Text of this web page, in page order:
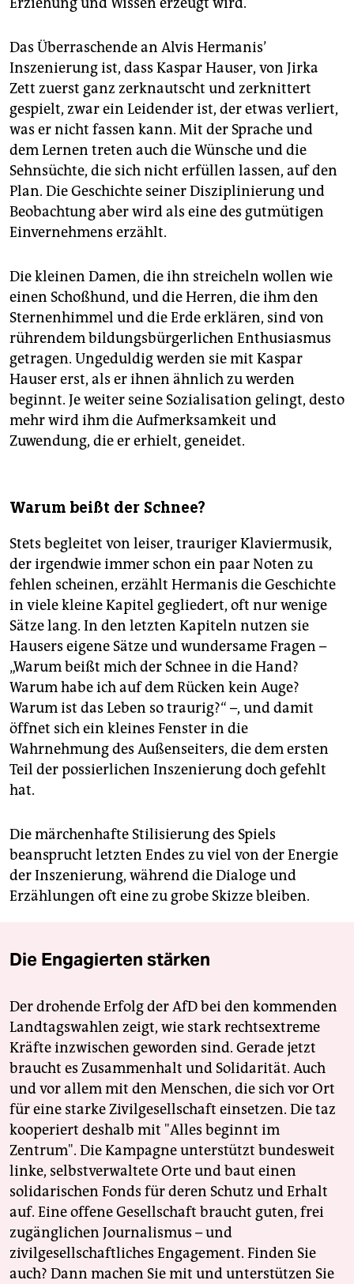
Das Überraschende an Alvis Hermanis’
Inszenierung ist, dass Kaspar Hauser, von Jirka
Zett zuerst ganz zerknautscht und zerknittert
gespielt, zwar ein Leidender ist, der etwas verliert,
was er nicht fassen kann. Mit der Sprache und
dem Lernen treten auch die Wünsche und die
Sehnsüchte, die sich nicht erfüllen lassen, auf den
Plan. Die Geschichte seiner Disziplinierung und
Beobachtung aber wird als eine des gutmütigen
Einvernehmens erzählt.
Die kleinen Damen, die ihn streicheln wollen wie
einen Schoßhund, und die Herren, die ihm den
Sternenhimmel und die Erde erklären, sind von
rührendem bildungsbürgerlichen Enthusiasmus
getragen. Ungeduldig werden sie mit Kaspar
Hauser erst, als er ihnen ähnlich zu werden
beginnt. Je weiter seine Sozialisation gelingt, desto
mehr wird ihm die Aufmerksamkeit und
Zuwendung, die er erhielt, geneidet.
Warum beißt der Schnee?
Stets begleitet von leiser, trauriger Klaviermusik,
der irgendwie immer schon ein paar Noten zu
fehlen scheinen, erzählt Hermanis die Geschichte
in viele kleine Kapitel gegliedert, oft nur wenige
Sätze lang. In den letzten Kapiteln nutzen sie
Hausers eigene Sätze und wundersame Fragen –
„Warum beißt mich der Schnee in die Hand?
Warum habe ich auf dem Rücken kein Auge?
Warum ist das Leben so traurig?“ –, und damit
öffnet sich ein kleines Fenster in die
Wahrnehmung des Außenseiters, die dem ersten
Teil der possierlichen Inszenierung doch gefehlt
hat.
Die märchenhafte Stilisierung des Spiels
beansprucht letzten Endes zu viel von der Energie
der Inszenierung, während die Dialoge und
Erzählungen oft eine zu grobe Skizze bleiben.
Die Engagierten stärken
Der drohende Erfolg der AfD bei den kommenden
Landtagswahlen zeigt, wie stark rechtsextreme
Kräfte inzwischen geworden sind. Gerade jetzt
braucht es Zusammenhalt und Solidarität. Auch
und vor allem mit den Menschen, die sich vor Ort
für eine starke Zivilgesellschaft einsetzen. Die taz
kooperiert deshalb mit "Alles beginnt im
Zentrum". Die Kampagne unterstützt bundesweit
linke, selbstverwaltete Orte und baut einen
solidarischen Fonds für deren Schutz und Erhalt
auf. Eine offene Gesellschaft braucht guten, frei
zugänglichen Journalismus – und
zivilgesellschaftliches Engagement. Finden Sie
auch? Dann machen Sie mit und unterstützen Sie